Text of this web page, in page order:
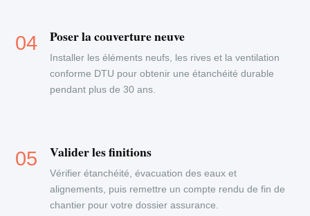
Poser la couverture neuve
Installer les éléments neufs, les rives et la ventilation
conforme DTU pour obtenir une étanchéité durable
pendant plus de 30 ans.
Valider les finitions
Vérifier étanchéité, évacuation des eaux et
alignements, puis remettre un compte rendu de fin de
chantier pour votre dossier assurance.